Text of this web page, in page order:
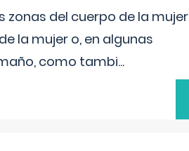
zonas del cuerpo de la mujer
la mujer o, en algunas
como tambi...